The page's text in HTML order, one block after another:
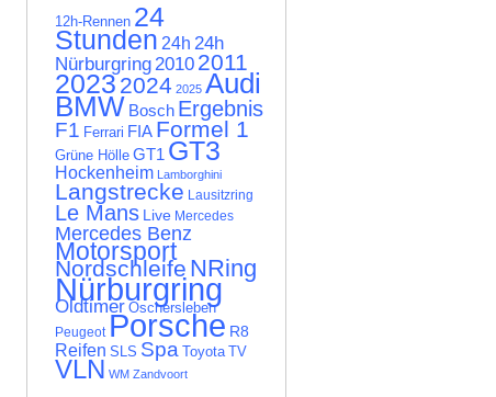
12h-Rennen 24
Stunden 24h 24h
Nürburgring2010 2011
20232024 2025 Audi
BMW Bosch Ergebnis
F1 Ferrari FIA Formel 1
Grüne Hölle GT1 GT3
Hockenheim Lamborghini
Langstrecke Lausitzring
Le Mans Live Mercedes
Mercedes Benz
Motorsport
Nordschleife NRing
Nürburgring
Oldtimer Oschersleben
Peugeot Porsche R8
Reifen SLS Spa Toyota TV
VLN WM Zandvoort